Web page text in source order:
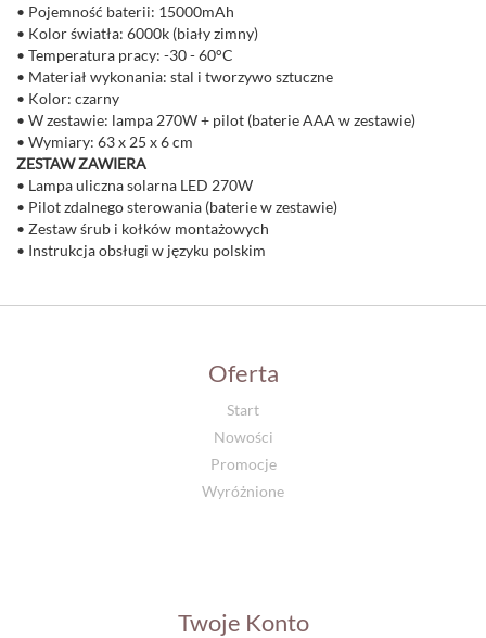
• Pojemność baterii: 15000mAh
• Kolor światła: 6000k (biały zimny)
• Temperatura pracy: -30 - 60°C
• Materiał wykonania: stal i tworzywo sztuczne
• Kolor: czarny
• W zestawie: lampa 270W + pilot (baterie AAA w zestawie)
• Wymiary: 63 x 25 x 6 cm
ZESTAW ZAWIERA
• Lampa uliczna solarna LED 270W
• Pilot zdalnego sterowania (baterie w zestawie)
• Zestaw śrub i kołków montażowych
• Instrukcja obsługi w języku polskim
Oferta
Start
Nowości
Promocje
Wyróżnione
Twoje Konto